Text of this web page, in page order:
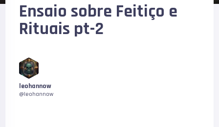
Ensaio sobre Feitiço e
Rituais pt-2
leohannow
@leohannow